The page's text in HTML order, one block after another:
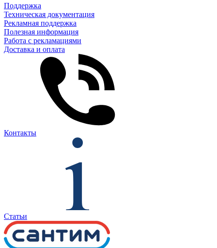
Поддержка
Техническая документация
Рекламная поддержка
Полезная информация
Работа с рекламациями
Доставка и оплата
Контакты
Статьи